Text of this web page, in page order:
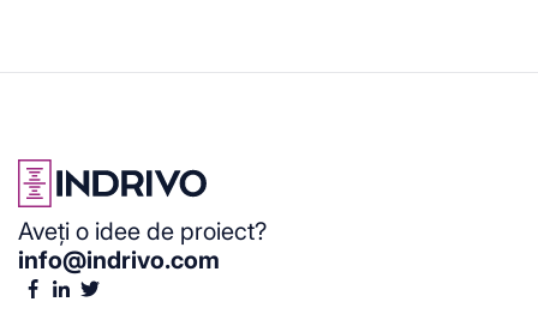
Aveți o idee de proiect?
info@indrivo.com